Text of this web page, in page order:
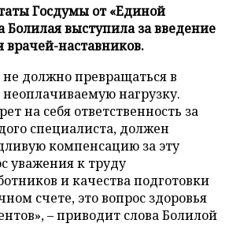
Госдумы от «Единой
выступила за введение
наставников.
не должно превращаться в
нагрузку.
на себя ответственность за
специалиста, должен
компенсацию за эту
уважения к труду
и качества подготовки
счете, это вопрос здоровья
– приводит слова Болилой